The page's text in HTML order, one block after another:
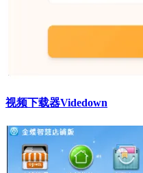
视频下载器Videdown